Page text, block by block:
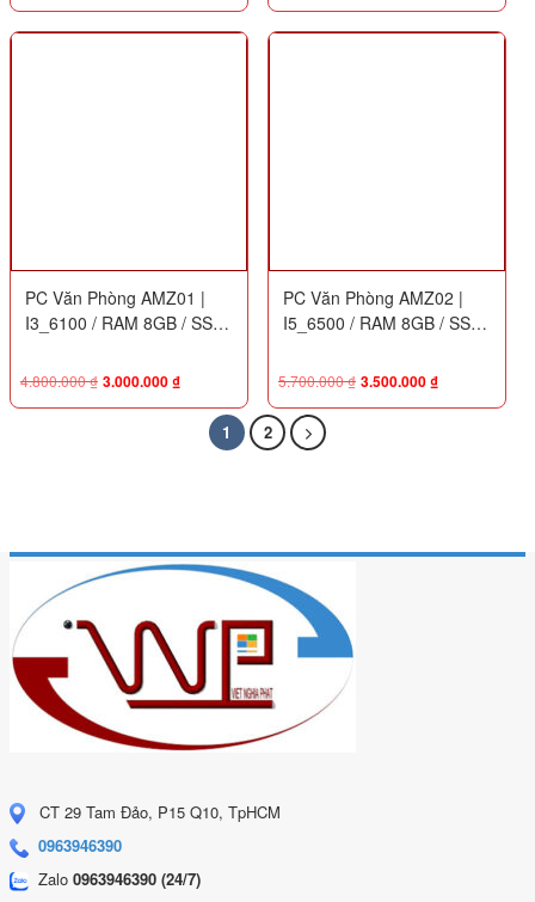
PC Văn Phòng AMZ01 |
I3_6100 / RAM 8GB / SSD
4.800.000₫ 3.000.000₫
PC Văn Phòng AMZ02 |
I5_6500 / RAM 8GB / SSD
5.700.000₫ 3.500.000₫
1 2
CT 29 Tam Đảo, P15 Q10, TpHCM
0963946390
Zalo 0963946390 (24/7)